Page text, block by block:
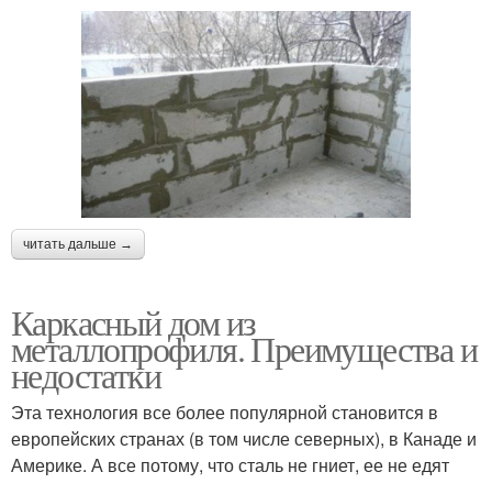
читать дальше →
Каркасный дом из
металлопрофиля. Преимущества и
недостатки
Эта технология все более популярной становится в
европейских странах (в том числе северных), в Канаде и
Америке. А все потому, что сталь не гниет, ее не едят